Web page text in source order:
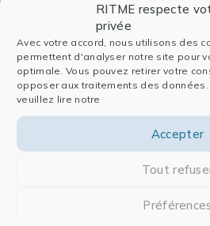
RITME respecte
privée
Avec votre accord, nous utilisons des
permettent d'analyser notre site pour
optimale. Vous pouvez retirer votre
opposer aux traitements des données.
veuillez lire notre
Accepter
Tout
Préférences